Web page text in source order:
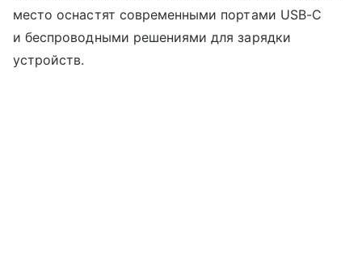
место оснастят современными портами USB-C
и беспроводными решениями для зарядки
устройств.